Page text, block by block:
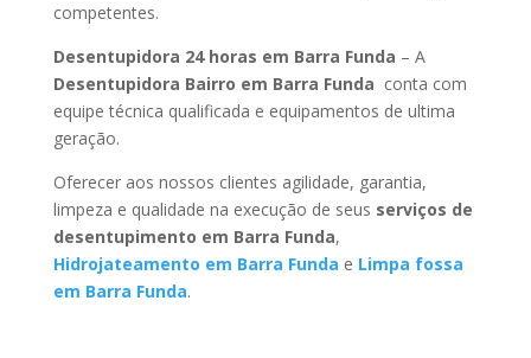
competentes.
Desentupidora 24 horas em Barra Funda – A
Desentupidora Bairro em Barra Funda conta com
equipe técnica qualificada e equipamentos de ultima
geração.
Oferecer aos nossos clientes agilidade, garantia,
limpeza e qualidade na execução de seus serviços de
desentupimento em Barra Funda,
Hidrojateamento em Barra Funda e Limpa fossa
em Barra Funda.